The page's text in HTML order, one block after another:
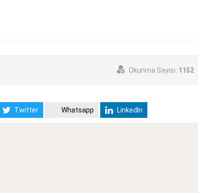
Okunma Sayısı: 1152
Twitter Whatsapp LinkedIn